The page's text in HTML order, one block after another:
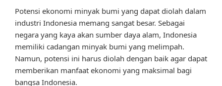
Potensi ekonomi minyak bumi yang dapat diolah dalam
industri Indonesia memang sangat besar. Sebagai
negara yang kaya akan sumber daya alam, Indonesia
memiliki cadangan minyak bumi yang melimpah.
Namun, potensi ini harus diolah dengan baik agar dapat
memberikan manfaat ekonomi yang maksimal bagi
bangsa Indonesia.